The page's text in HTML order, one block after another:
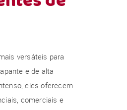
versáteis para
e de alta
eles oferecem
comerciais e